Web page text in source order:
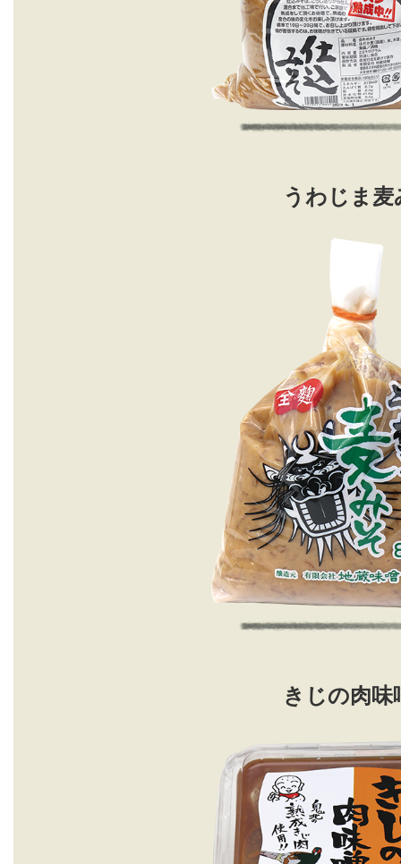
うわじま
きじの肉